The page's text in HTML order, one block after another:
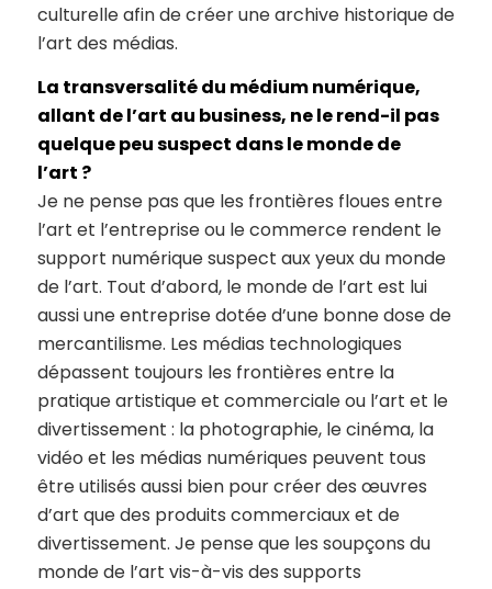
culturelle afin de créer une archive historique de
l’art des médias.
La transversalité du médium numérique,
allant de l’art au business, ne le rend-il pas
quelque peu suspect dans le monde de
l’art ?
Je ne pense pas que les frontières floues entre
l’art et l’entreprise ou le commerce rendent le
support numérique suspect aux yeux du monde
de l’art. Tout d’abord, le monde de l’art est lui
aussi une entreprise dotée d’une bonne dose de
mercantilisme. Les médias technologiques
dépassent toujours les frontières entre la
pratique artistique et commerciale ou l’art et le
divertissement : la photographie, le cinéma, la
vidéo et les médias numériques peuvent tous
être utilisés aussi bien pour créer des œuvres
d’art que des produits commerciaux et de
divertissement. Je pense que les soupçons du
monde de l’art vis-à-vis des supports